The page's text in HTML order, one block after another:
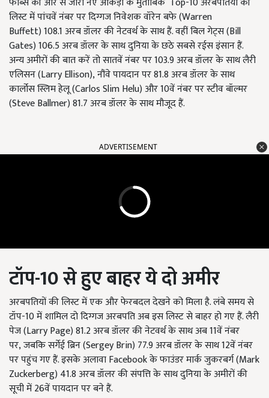
लिस्ट में पांचवें नंबर पर दिग्गज निवेशक वॉरेन बफे (Warren
Buffett)108.1 अरब डॉलर की नेटवर्थ के साथ हैं. वहीं बिल गेट्स (Bill
Gates)106.5 अरब डॉलर के साथ दुनिया के छठे सबसे रईस इंसान हैं.
अन्य अमीरों की बात करें तो सातवें नंबर पर 103.9 अरब डॉलर के साथ लैरी
एलिसन (Larry Ellison),नौंवे पायदान पर 81.8 अरब डॉलर के साथ
कार्लोस स्लिम हेलू (Carlos Slim Helu) और 10वें नंबर पर स्टीव बॉल्मर
(Steve Ballmer)81.7 अरब डॉलर के साथ मौजूद हैं.
ADVERTISEMENT
टॉप-10 से हुए बाहर ये दो अमीर
अरबपतियों की लिस्ट में एक और फेरबदल देखने को मिला है. लंबे समय से
टॉप-10 में शामिल दो दिग्गज अरबपति अब इस लिस्ट से बाहर हो गए हैं. लैरी
पेज (Larry Page)81.2 अरब डॉलर की नेटवर्थ के साथ अब 11वें नंबर
पर,जबकि सर्गेई ब्रिन (Sergey Brin) 77.9 अरब डॉलर के साथ 12वें नंबर
पर पहुंच गए हैं. इसके अलावाFacebookके फाउंडर मार्क जुकरबर्ग (Mark
Zuckerberg) 41.8 अरब डॉलर की संपत्ति के साथ दुनिया के अमीरों की
सूची में 26वें पायदान पर बने हैं.